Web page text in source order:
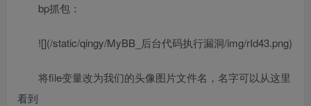
bp抓包：
![](/static/qingy/MyBB_后台代码执行漏洞/img/rId43.png)
将file变量改为我们的头像图片文件名，名字可以从这里
看到